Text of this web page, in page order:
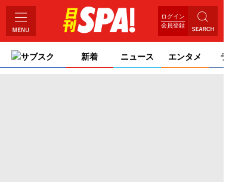
ログイン
会員登録
サブスク 新着 ニュース エンタメ